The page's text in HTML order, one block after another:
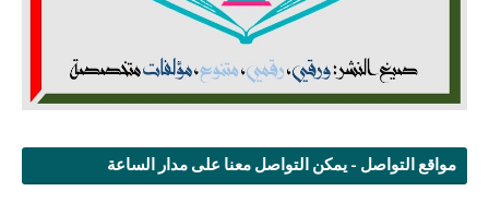
مواقع التواصل - يمكن التواصل معنا على مدار الساعة